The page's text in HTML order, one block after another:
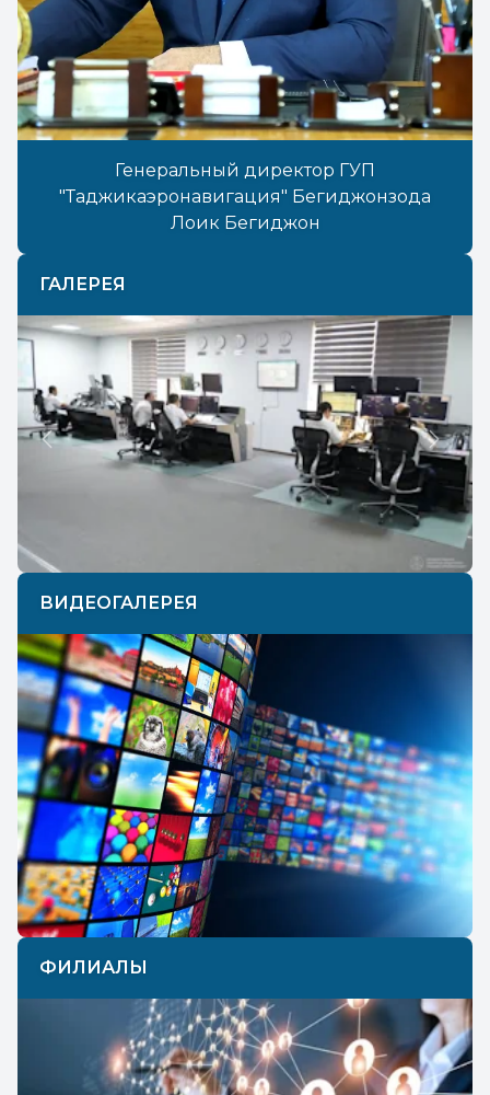
Генеральный директор ГУП
"Таджикаэронавигация" Бегиджонзода
Лоик Бегиджон
ГАЛЕРЕЯ
Previous Next
ВИДЕОГАЛЕРЕЯ
ФИЛИАЛЫ